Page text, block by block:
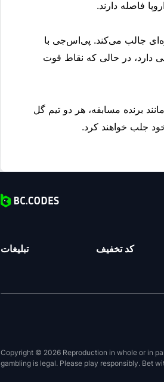
فاصله دارند.
جالب می‌کند. پی‌اس‌جی با
دارد، در حالی که نقاط قوت
مانند برنده مسابقه، هر دو تیم گل
جلب خواهند کرد.
تبلیغات کد تخفیف
Copyright © 2026 Reproduction in whole or in
gambling is legal. Please play responsibly. Bet